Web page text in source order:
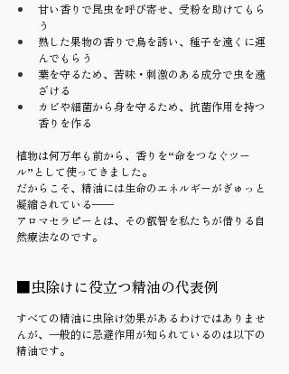
甘い香りで昆虫を呼び寄せ、受粉を助けてもら
う
熟した果物の香りで鳥を誘い、種子を遠くに運
んでもらう
葉を守るため、苦味・刺激のある成分で虫を遠
ざける
カビや細菌から身を守るため、抗菌作用を持つ
香りを作る
植物は何万年も前から、香りを“命をつなぐツー
ル”として使ってきました。
だからこそ、精油には生命のエネルギーがぎゅっと
凝縮されている──
アロマセラピーとは、その叡智を私たちが借りる自
然療法なのです。
■虫除けに役立つ精油の代表例
すべての精油に虫除け効果があるわけではありませ
んが、一般的に忌避作用が知られているのは以下の
精油です。